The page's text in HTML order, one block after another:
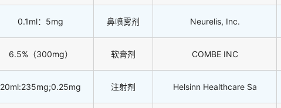
0.1ml：5mg 鼻喷雾剂 Neurelis, Inc.
6.5%（300mg） 软膏剂 COMBE INC
20ml:235mg;0.25mg 注射剂 Helsinn Healthcare Sa